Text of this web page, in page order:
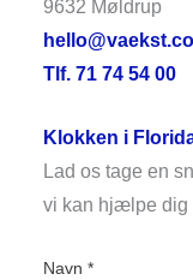
9632 Møldrup
Tlf. 71 74 54 00
Klokken i
Lad os tage en
vi kan hjælpe dig
Navn *